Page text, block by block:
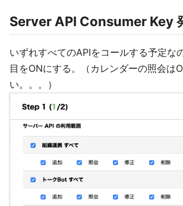
Server API Consumer Key
いずれすべてのAPIをコールする予定な
目をONにする。（カレンダーの照会は
い。。。）